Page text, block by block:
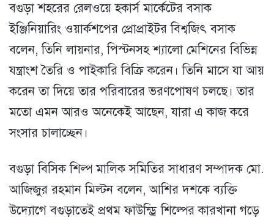
বগুড়া শহরের রেলওয়ে হকার্স মার্কেটের বসাক
ইঞ্জিনিয়ারিং ওয়ার্কশপের প্রোপ্রাইটর বিশ্বজিৎ বসাক
বলেন, তিনি লায়নার, পিস্টনসহ শ্যালো মেশিনের বিভিন্ন
যন্ত্রাংশ তৈরি ও পাইকারি বিক্রি করেন। তিনি মাসে যা আয়
করেন তা দিয়ে তার পরিবারের ভরণপোষণ চলছে। তার
মতো এমন আরও অনেকেই আছেন, যারা এ কাজ করে
সংসার চালাচ্ছেন।
বগুড়া বিসিক শিল্প মালিক সমিতির সাধারণ সম্পাদক মো.
আজিজুর রহমান মিল্টন বলেন, আশির দশকে ব্যক্তি
উদ্যোগে বগুড়াতেই প্রথম ফাউন্ড্রি শিল্পের কারখানা গড়ে